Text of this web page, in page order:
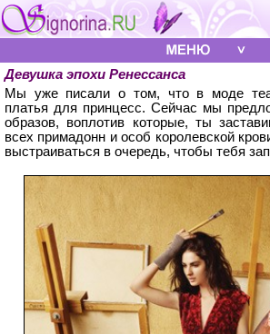
Девушка эпохи Ренессанса
Мы уже писали о том, что в моде
платья для принцесс. Сейчас мы
образов, воплотив которые, ты
всех примадонн и особ королевской
выстраиваться в очередь, чтобы тебя